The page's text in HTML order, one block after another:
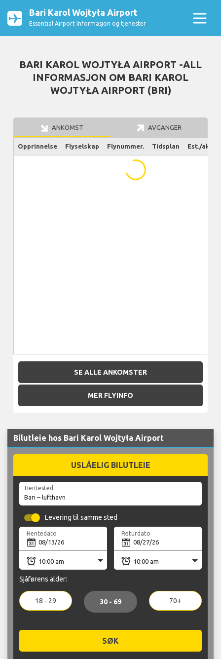
Bari Karol Wojtyła Airport
Essential Airport Informasjon og tjenester
BARI KAROL WOJTYŁA AIRPORT -ALL
INFORMASJON OM BARI KAROL
WOJTYŁA AIRPORT (BRI)
ANKOMST AVGANGER
Opprinnelse Flyselskap Flynummer. Tidsplan Est./
...
SE ALLE ANKOMSTER
MER FLYINFO
Bilutleie hos Bari Karol Wojtyła Airport
USLÅELIG BILUTLEIE
Hentested
Levering til samme sted
Hentedato Returdato
Sjåførens alder:
18 - 29 30 - 69 70+
SØK